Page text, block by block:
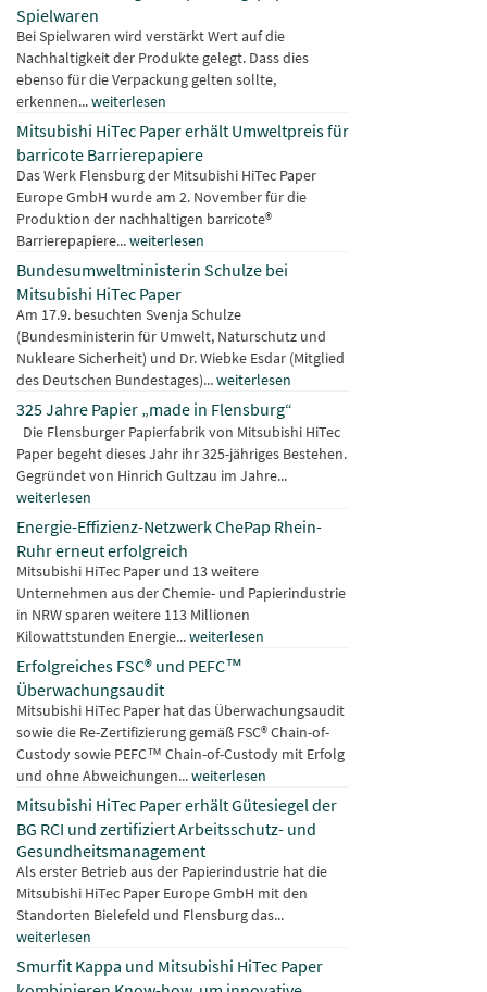
Spielwaren
Bei Spielwaren wird verstärkt Wert auf die
Nachhaltigkeit der Produkte gelegt. Dass dies
ebenso für die Verpackung gelten sollte,
erkennen...weiterlesen
Mitsubishi HiTec Paper erhält Umweltpreis für
barricote Barrierepapiere
Das Werk Flensburg der Mitsubishi HiTec Paper
Europe GmbH wurde am 2. November für die
Produktion der nachhaltigen barricote®
Barrierepapiere...weiterlesen
Bundesumweltministerin Schulze bei
Mitsubishi HiTec Paper
Am 17.9. besuchten Svenja Schulze
(Bundesministerin für Umwelt, Naturschutz und
Nukleare Sicherheit) und Dr. Wiebke Esdar (Mitglied
des Deutschen Bundestages)...weiterlesen
325 Jahre Papier „made in Flensburg“
Die Flensburger Papierfabrik von Mitsubishi HiTec
Paper begeht dieses Jahr ihr 325-jähriges Bestehen.
Gegründet von Hinrich Gultzau im Jahre...
weiterlesen
Energie-Effizienz-Netzwerk ChePap Rhein-
Ruhr erneut erfolgreich
Mitsubishi HiTec Paper und 13 weitere
Unternehmen aus der Chemie- und Papierindustrie
in NRW sparen weitere 113 Millionen
Kilowattstunden Energie...weiterlesen
Erfolgreiches FSC® und PEFC™
Überwachungsaudit
Mitsubishi HiTec Paper hat das Überwachungsaudit
sowie die Re-Zertifizierung gemäß FSC® Chain-of-
Custody sowie PEFC™ Chain-of-Custody mit Erfolg
und ohne Abweichungen...weiterlesen
Mitsubishi HiTec Paper erhält Gütesiegel der
BG RCI und zertifiziert Arbeitsschutz- und
Gesundheitsmanagement
Als erster Betrieb aus der Papierindustrie hat die
Mitsubishi HiTec Paper Europe GmbH mit den
Standorten Bielefeld und Flensburg das...
weiterlesen
Smurfit Kappa und Mitsubishi HiTec Paper